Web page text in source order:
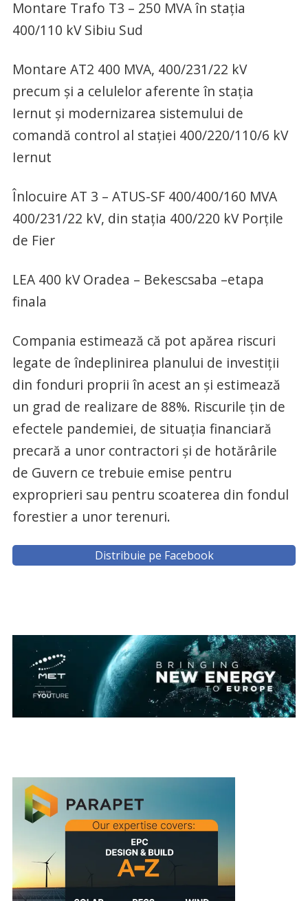
Montare Trafo T3 – 250 MVA în staţia
400/110 kV Sibiu Sud
Montare AT2 400 MVA, 400/231/22 kV
precum şi a celulelor aferente în staţia
Iernut și modernizarea sistemului de
comandă control al stației 400/220/110/6 kV
Iernut
Înlocuire AT 3 – ATUS-SF 400/400/160 MVA
400/231/22 kV, din stația 400/220 kV Porțile
de Fier
LEA 400 kV Oradea – Bekescsaba –etapa
finala
Compania estimează că pot apărea riscuri
legate de îndeplinirea planului de investiții
din fonduri proprii în acest an și estimează
un grad de realizare de 88%. Riscurile țin de
efectele pandemiei, de situația financiară
precară a unor contractori și de hotărârile
de Guvern ce trebuie emise pentru
exproprieri sau pentru scoaterea din fondul
forestier a unor terenuri.
Distribuie pe Facebook